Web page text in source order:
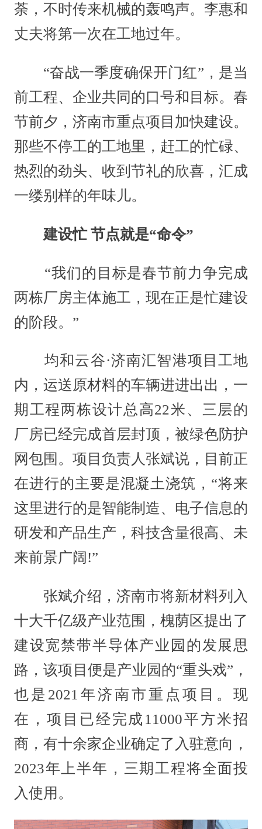
荼，不时传来机械的轰鸣声。李惠和
丈夫将第一次在工地过年。
“奋战一季度确保开门红”，是当
前工程、企业共同的口号和目标。春
节前夕，济南市重点项目加快建设。
那些不停工的工地里，赶工的忙碌、
热烈的劲头、收到节礼的欣喜，汇成
一缕别样的年味儿。
建设忙 节点就是“命令”
“我们的目标是春节前力争完成
两栋厂房主体施工，现在正是忙建设
的阶段。”
均和云谷·济南汇智港项目工地
内，运送原材料的车辆进进出出，一
期工程两栋设计总高22米、三层的
厂房已经完成首层封顶，被绿色防护
网包围。项目负责人张斌说，目前正
在进行的主要是混凝土浇筑，“将来
这里进行的是智能制造、电子信息的
研发和产品生产，科技含量很高、未
来前景广阔!”
张斌介绍，济南市将新材料列入
十大千亿级产业范围，槐荫区提出了
建设宽禁带半导体产业园的发展思
路，该项目便是产业园的“重头戏”，
也是2021年济南市重点项目。现
在，项目已经完成11000平方米招
商，有十余家企业确定了入驻意向，
2023年上半年，三期工程将全面投
入使用。